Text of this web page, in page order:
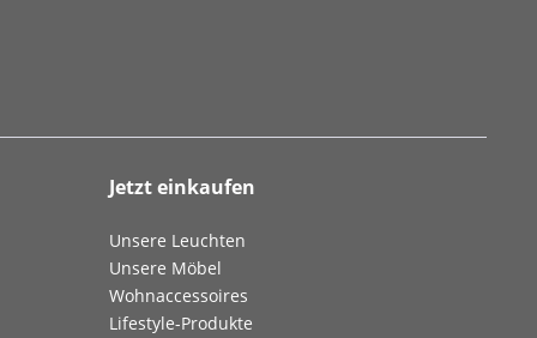
Jetzt einkaufen
Unsere Leuchten
Unsere Möbel
Wohnaccessoires
Lifestyle-Produkte